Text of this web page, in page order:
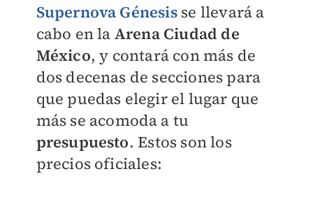
Supernova Génesisse llevará a
cabo en la Arena Ciudad de
México, y contará con más de
dos decenas de secciones para
que puedas elegir el lugar que
más se acomoda a tu
presupuesto. Estos son los
precios oficiales: